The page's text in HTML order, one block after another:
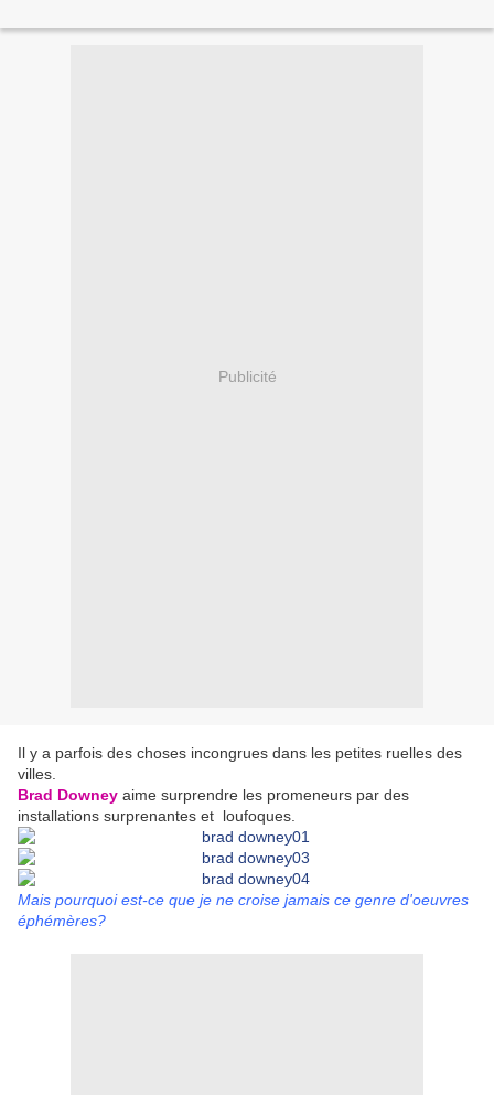
Publicité
Il y a parfois des choses incongrues dans les petites ruelles des
villes.
Brad Downey aime surprendre les promeneurs par des
installations surprenantes et loufoques.
Mais pourquoi est-ce que je ne croise jamais ce genre d'oeuvres
éphémères?